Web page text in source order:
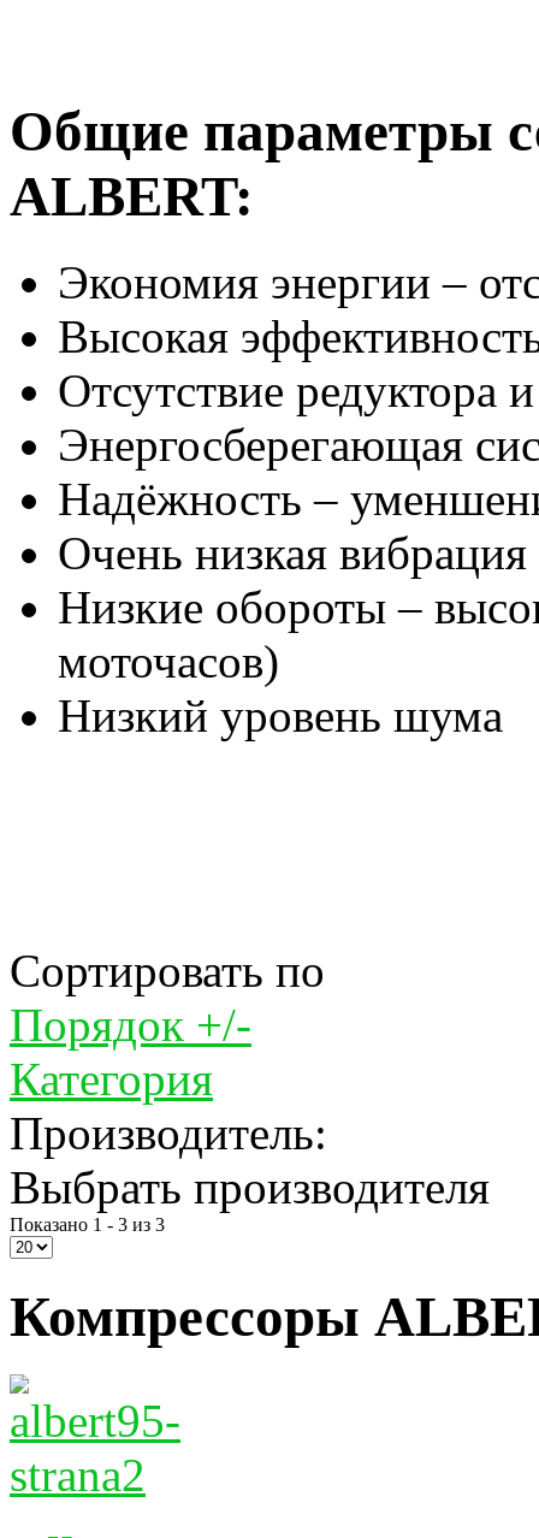
Общие параметры
ALBERT:
Экономия энергии –
Высокая
Отсутствие редуктора
Энергосберегающая
Надёжность –
Очень низкая вибрация
Низкие обороты –
моточасов)
Низкий уровень шума
Сортировать по
Порядок +/-
Категория
Производитель:
Выбрать производителя
Показано 1 - 3 из 3
Компрессоры